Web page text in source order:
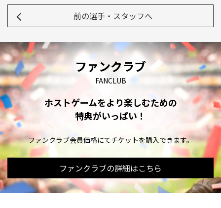
前の選手・スタッフへ
ファンクラブ
FANCLUB
ホストゲームをより楽しむための
特典がいっぱい！
ファンクラブ会員価格にてチケットを購入できます。
ファンクラブの詳細はこちら